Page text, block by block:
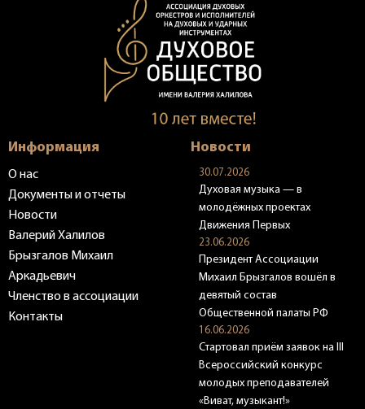
Информация
О нас
Документы и отчеты
Новости
Валерий Халилов
Брызгалов Михаил
Аркадьевич
Членство в ассоциации
Контакты
Новости
30.07.2026
Духовая музыка — в
молодёжных проектах
Движения Первых
23.06.2026
Президент Ассоциации
Михаил Брызгалов вошёл в
девятый состав
Общественной палаты РФ
16.06.2026
Стартовал приём заявок на III
Всероссийский конкурс
молодых преподавателей
«Виват, музыкант!»